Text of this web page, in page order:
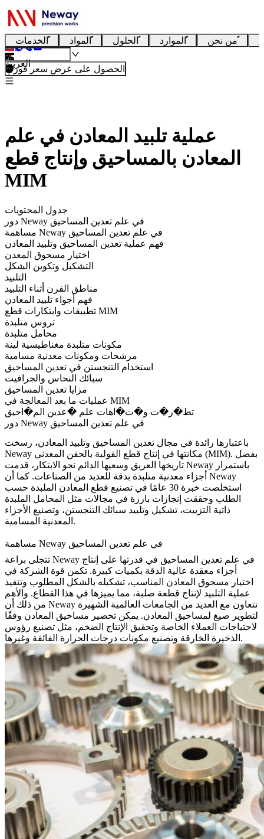
الخدمات المواد الحلول الموارد من نحن
العربية
الحصول على عرض سعر فوري
عملية تلبيد المعادن في علم
المعادن بالمساحيق وإنتاج قطع
MIM
جدول المحتويات
دور Neway في علم تعدين المساحيق
مساهمة Neway في علم تعدين المساحيق
فهم عملية تعدين المساحيق وتلبيد المعادن
اختيار مسحوق المعدن
التشكيل وتكوين الشكل
التلبيد
مناطق الفرن أثناء التلبيد
فهم أجواء تلبيد المعادن
تطبيقات وابتكارات قطع MIM
تروس متلبدة
محامل متلبدة
مكونات متلبدة مغناطيسية لينة
مرشحات ومكونات معدنية مسامية
استخدام التنجستن في تعدين المساحيق
سبائك النحاس والجرافيت
مزايا تعدين المساحيق
عمليات ما بعد المعالجة في MIM
تط�ر�ت و�ت�اهات علم �عدين الم�احيق
دور Neway في علم تعدين المساحيق
باعتبارها رائدة في مجال تعدين المساحيق وتلبيد المعادن، رسخت
Neway مكانتها في إنتاج قطع القولبة بالحقن المعدني (MIM). بفضل
تاريخها العريق وسعيها الدائم نحو الابتكار، قدمت Neway باستمرار
أجزاء معدنية متلبدة بدقة للعديد من الصناعات. كما أن Neway
استخلصت خبرة 30 عامًا في تصنيع قطع المعادن الملبدة حسب
الطلب وحققت إنجازات بارزة في مجالات مثل المحامل الملبدة
ذاتية التزييت، تشكيل وتلبيد سبائك التنجستن، وتصنيع الأجزاء
المعدنية المسامية.
مساهمة Neway في علم تعدين المساحيق
تتجلى براعة Neway في علم تعدين المساحيق في قدرتها على إنتاج
أجزاء معقدة عالية الدقة بكميات كبيرة. تكمن قوة الشركة في
اختيار مسحوق المعادن المناسب، تشكيله بالشكل المطلوب وتنفيذ
عملية التلبيد لإنتاج قطعة صلبة، مما يميزها في هذا القطاع. والأهم
من ذلك أن Neway تتعاون مع العديد من الجامعات العالمية الشهيرة
لتطوير صيغ لمساحيق المعادن. يمكن تحضير مساحيق المعادن وفقًا
لاحتياجات العملاء الخاصة وتحقيق الإنتاج الضخم، مثل تصنيع رؤوس
الذخيرة الخارقة وتصنيع مكونات درجات الحرارة الفائقة وغيرها.